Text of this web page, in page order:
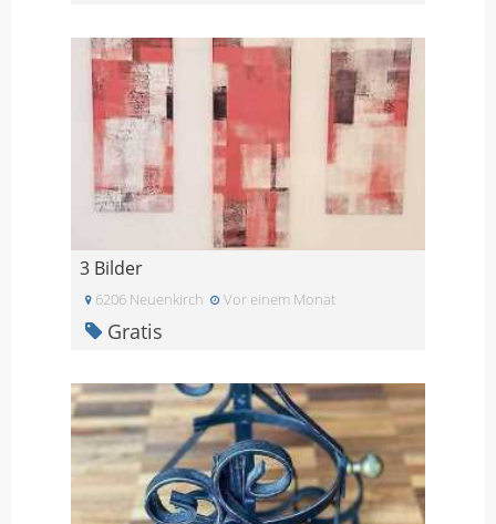
3 Bilder
6206 Neuenkirch Vor einem Monat
Gratis